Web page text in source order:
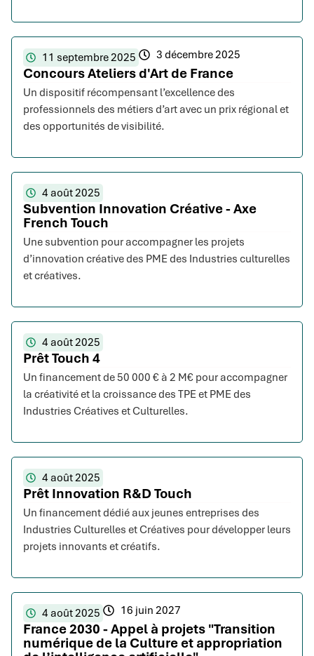
11 septembre 2025 3 décembre 2025
Concours Ateliers d'Art de France
Un dispositif récompensant l’excellence des
professionnels des métiers d’art avec un prix régional et
des opportunités de visibilité.
4 août 2025
Subvention Innovation Créative - Axe
French Touch
Une subvention pour accompagner les projets
d’innovation créative des PME des Industries culturelles
et créatives.
4 août 2025
Prêt Touch 4
Un financement de 50 000 € à 2 M€ pour accompagner
la créativité et la croissance des TPE et PME des
Industries Créatives et Culturelles.
4 août 2025
Prêt Innovation R&D Touch
Un financement dédié aux jeunes entreprises des
Industries Culturelles et Créatives pour développer leurs
projets innovants et créatifs.
4 août 2025 16 juin 2027
France 2030 - Appel à projets "Transition
numérique de la Culture et appropriation